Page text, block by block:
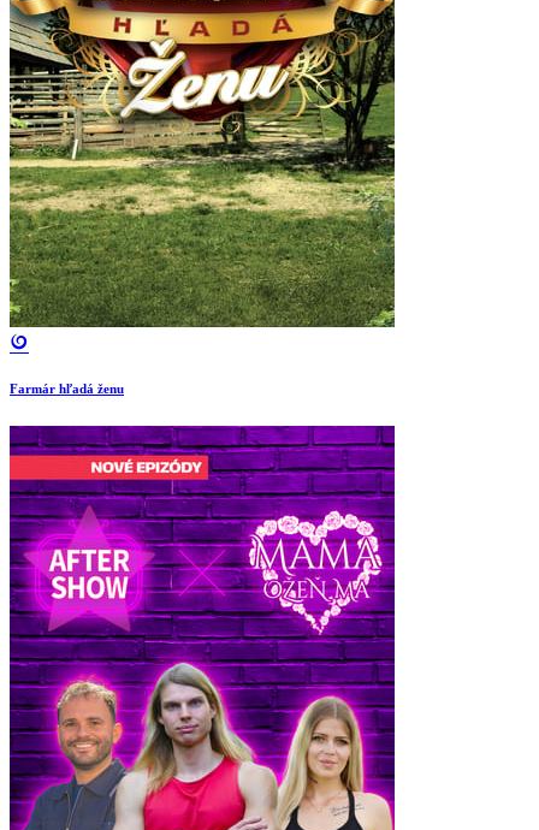
Farmár hľadá ženu